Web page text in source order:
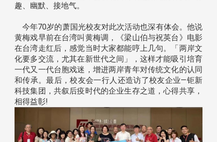
趣、幽默、接地气。
今年70岁的萧国光校友对此次活动也深有体会。他说
黄梅戏早前在台湾叫黄梅调，《梁山伯与祝英台》电影
在台湾走红后，感觉当时大家都能哼上几句。「两岸文
化要多交流，尤其在新世代之间」，这样才能吸引培育
一代又一代台胞戏迷，增进两岸青年对传统文化的认同
和传承。最后，校友会一行人还造访了校友企业—钜新
科技集团，共叙后疫时代的企业生存之道，心得共享，
相得益彰!